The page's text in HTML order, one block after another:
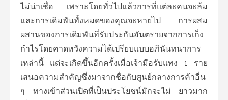
ไม่น่าเชื่อ เพราะโดยทั่วไปแล้วการที่แต่ละคนจะล้ม
และการเดิมพันทั้งหมดของคุณจะหายไป การผสม
ผสานของการเดิมพันที่รับประกันอันตรายจากการเก็ง
กำไรโดยคาดหวังความได้เปรียบแบบอภินันทนาการ
เหล่านี้ แต่จะเกิดขึ้นอีกครั้งเมื่อเจ้ามือรับแทง 1 ราย
เสนอความสำคัญซึ่งมาจากชื่อกับศูนย์กลางการค้าอื่น
ๆ ทางเข้าส่วนเปิดที่เป็นประโยชน์มักจะไม่ ยาวมาก